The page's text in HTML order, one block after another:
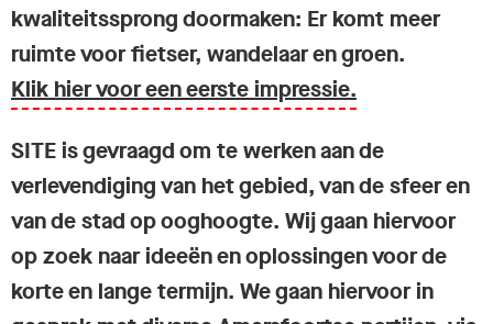
kwaliteitssprong doormaken: Er komt meer
ruimte voor fietser, wandelaar en groen.
Klik hier voor een eerste impressie.
SITE is gevraagd om te werken aan de
verlevendiging van het gebied, van de sfeer en
van de stad op ooghoogte. Wij gaan hiervoor
op zoek naar ideeën en oplossingen voor de
korte en lange termijn. We gaan hiervoor in